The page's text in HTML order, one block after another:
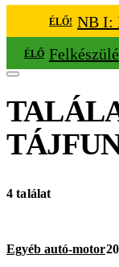
ÉLŐ! NB I:
ÉLŐ
4 találat
Egyéb autó-motor